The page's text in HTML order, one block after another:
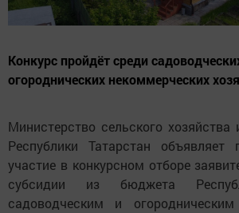
Конкурс пройдёт среди
огороднических некоммерческих
Министерство сельского хозяйства
Республики Татарстан
участие в конкурсном отборе
субсидии из бюджета
садоводческим и